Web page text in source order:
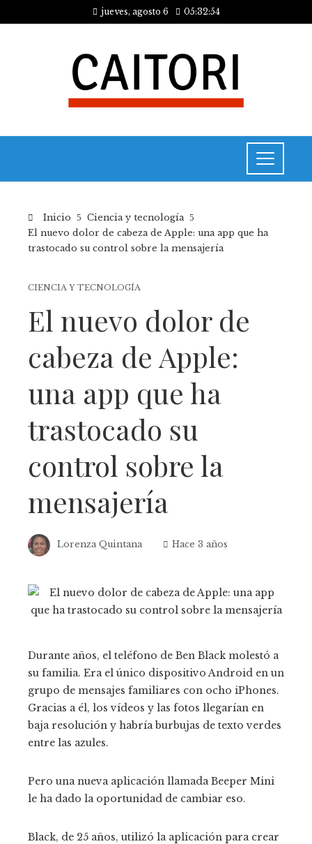
jueves, agosto 6 05:32:55
Inicio
Ciencia y tecnología
El nuevo dolor de cabeza de Apple: una app que ha
trastocado su control sobre la mensajería
CIENCIA Y TECNOLOGÍA
El nuevo dolor de
cabeza de Apple:
una app que ha
trastocado su
control sobre la
mensajería
Lorenza Quintana Hace 3 años
Durante años, el teléfono de Ben Black molestó a
su familia. Era el único dispositivo Android en un
grupo de mensajes familiares con ocho iPhones.
Gracias a él, los vídeos y las fotos llegarían en
baja resolución y habría burbujas de texto verdes
entre las azules.
Pero una nueva aplicación llamada Beeper Mini
le ha dado la oportunidad de cambiar eso.
Black, de 25 años, utilizó la aplicación para crear